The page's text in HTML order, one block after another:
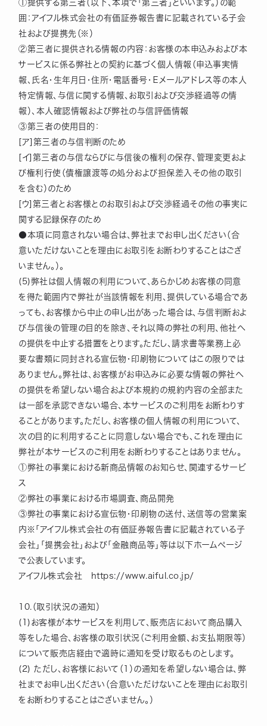
①提供する第三者（以下、本項で「第三者」といいます。）の範
囲：アイフル株式会社の有価証券報告書に記載されている子会
社および提携先（※）
②第三者に提供される情報の内容：お客様の本申込みおよび本
サービスに係る弊社との契約に基づく個人情報（申込事実情
報、氏名・生年月日・住所・電話番号・Ｅメールアドレス等の本人
特定情報、与信に関する情報、お取引および交渉経過等の情
報）、本人確認情報および弊社の与信評価情報
③第三者の使用目的：
[ア]第三者の与信判断のため
[イ]第三者の与信ならびに与信後の権利の保存、管理変更およ
び権利行使（債権譲渡等の処分および担保差入その他の取引
を含む）のため
[ウ]第三者とお客様とのお取引および交渉経過その他の事実に
関する記録保存のため
●本項に同意されない場合は、弊社までお申し出ください（合
意いただけないことを理由にお取引をお断わりすることはござ
いません。）。
(5)弊社は個人情報の利用について、あらかじめお客様の同意
を得た範囲内で弊社が当該情報を利用、提供している場合であ
っても、お客様から中止の申し出があった場合は、与信判断およ
び与信後の管理の目的を除き、それ以降の弊社の利用、他社へ
の提供を中止する措置をとります。ただし、請求書等業務上必
要な書類に同封される宣伝物・印刷物についてはこの限りでは
ありません。弊社は、お客様がお申込みに必要な情報の弊社へ
の提供を希望しない場合および本規約の規約内容の全部また
は一部を承認できない場合、本サービスのご利用をお断わりす
ることがあります。ただし、お客様の個人情報の利用について、
次の目的に利用することに同意しない場合でも、これを理由に
弊社が本サービスのご利用をお断わりすることはありません。
①弊社の事業における新商品情報のお知らせ、関連するサービ
ス
②弊社の事業における市場調査、商品開発
③弊社の事業における宣伝物・印刷物の送付、送信等の営業案
内※「アイフル株式会社の有価証券報告書に記載されている子
会社」「提携会社」および「金融商品等」等は以下ホームページ
で公表しています。
アイフル株式会社 https://www.aiful.co.jp/
10.（取引状況の通知）
(1)お客様が本サービスを利用して、販売店において商品購入
等をした場合、お客様の取引状況（ご利用金額、お支払期限等）
について販売店経由で適時に通知を受け取るものとします。
(2) ただし、お客様において（1）の通知を希望しない場合は、弊
社までお申し出ください（合意いただけないことを理由にお取引
をお断わりすることはございません。）